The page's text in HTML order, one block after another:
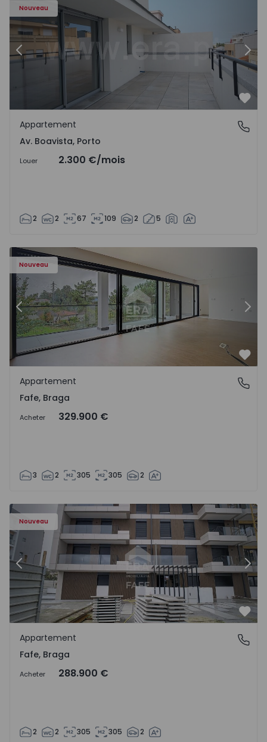
Nouveau
Précédent
Av. Boavista, Porto
Appartement
Av. Boavista, Porto
Louer 2.300 €/mois
2 2 67 109 2 5
Nouveau
Précédent
Fafe, Braga
Appartement
Fafe, Braga
Acheter 329.900 €
3 2 305 305 2
Nouveau
Précédent
Fafe, Braga
Appartement
Fafe, Braga
Acheter 288.900 €
2 2 305 305 2